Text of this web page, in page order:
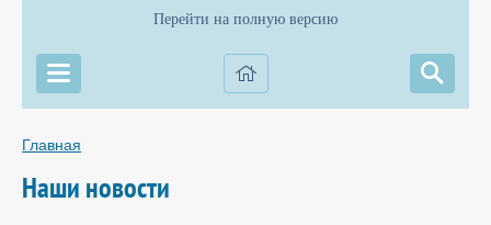
Перейти на полную версию
Главная
Наши новости